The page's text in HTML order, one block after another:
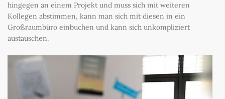
hingegen an einem Projekt und muss sich mit weiteren
Kollegen abstimmen, kann man sich mit diesen in ein
Großraumbüro einbuchen und kann sich unkompliziert
austauschen.